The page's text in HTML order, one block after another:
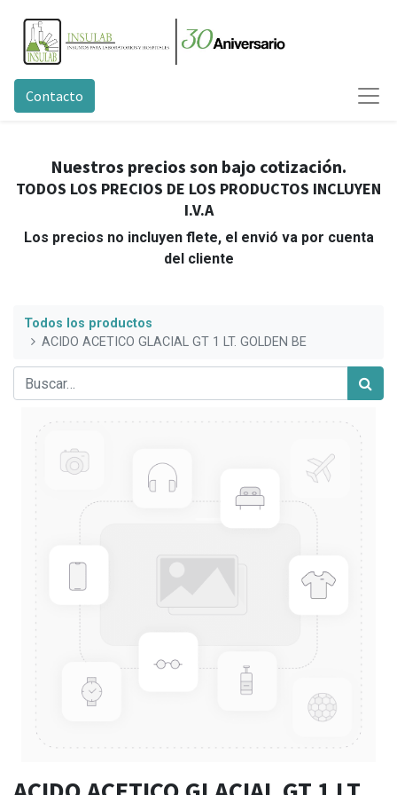
Contacto
Nuestros precios son bajo cotización.
TODOS LOS PRECIOS DE LOS PRODUCTOS INCLUYEN
I.V.A
Los precios no incluyen flete, el envió va por cuenta
del cliente
Todos los productos
ACIDO ACETICO GLACIAL GT 1 LT. GOLDEN BE